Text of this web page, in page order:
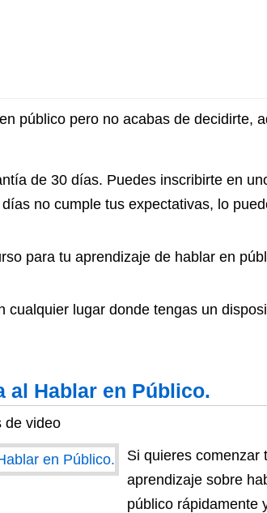
público pero no acabas de decidirte,
de 30 días. Puedes inscribirte en
no cumple tus expectativas, lo
para tu aprendizaje de hablar en
lugar donde tengas un
al Hablar en Público.
de video
Si quieres comenzar
aprendizaje sobre
público rápidamente